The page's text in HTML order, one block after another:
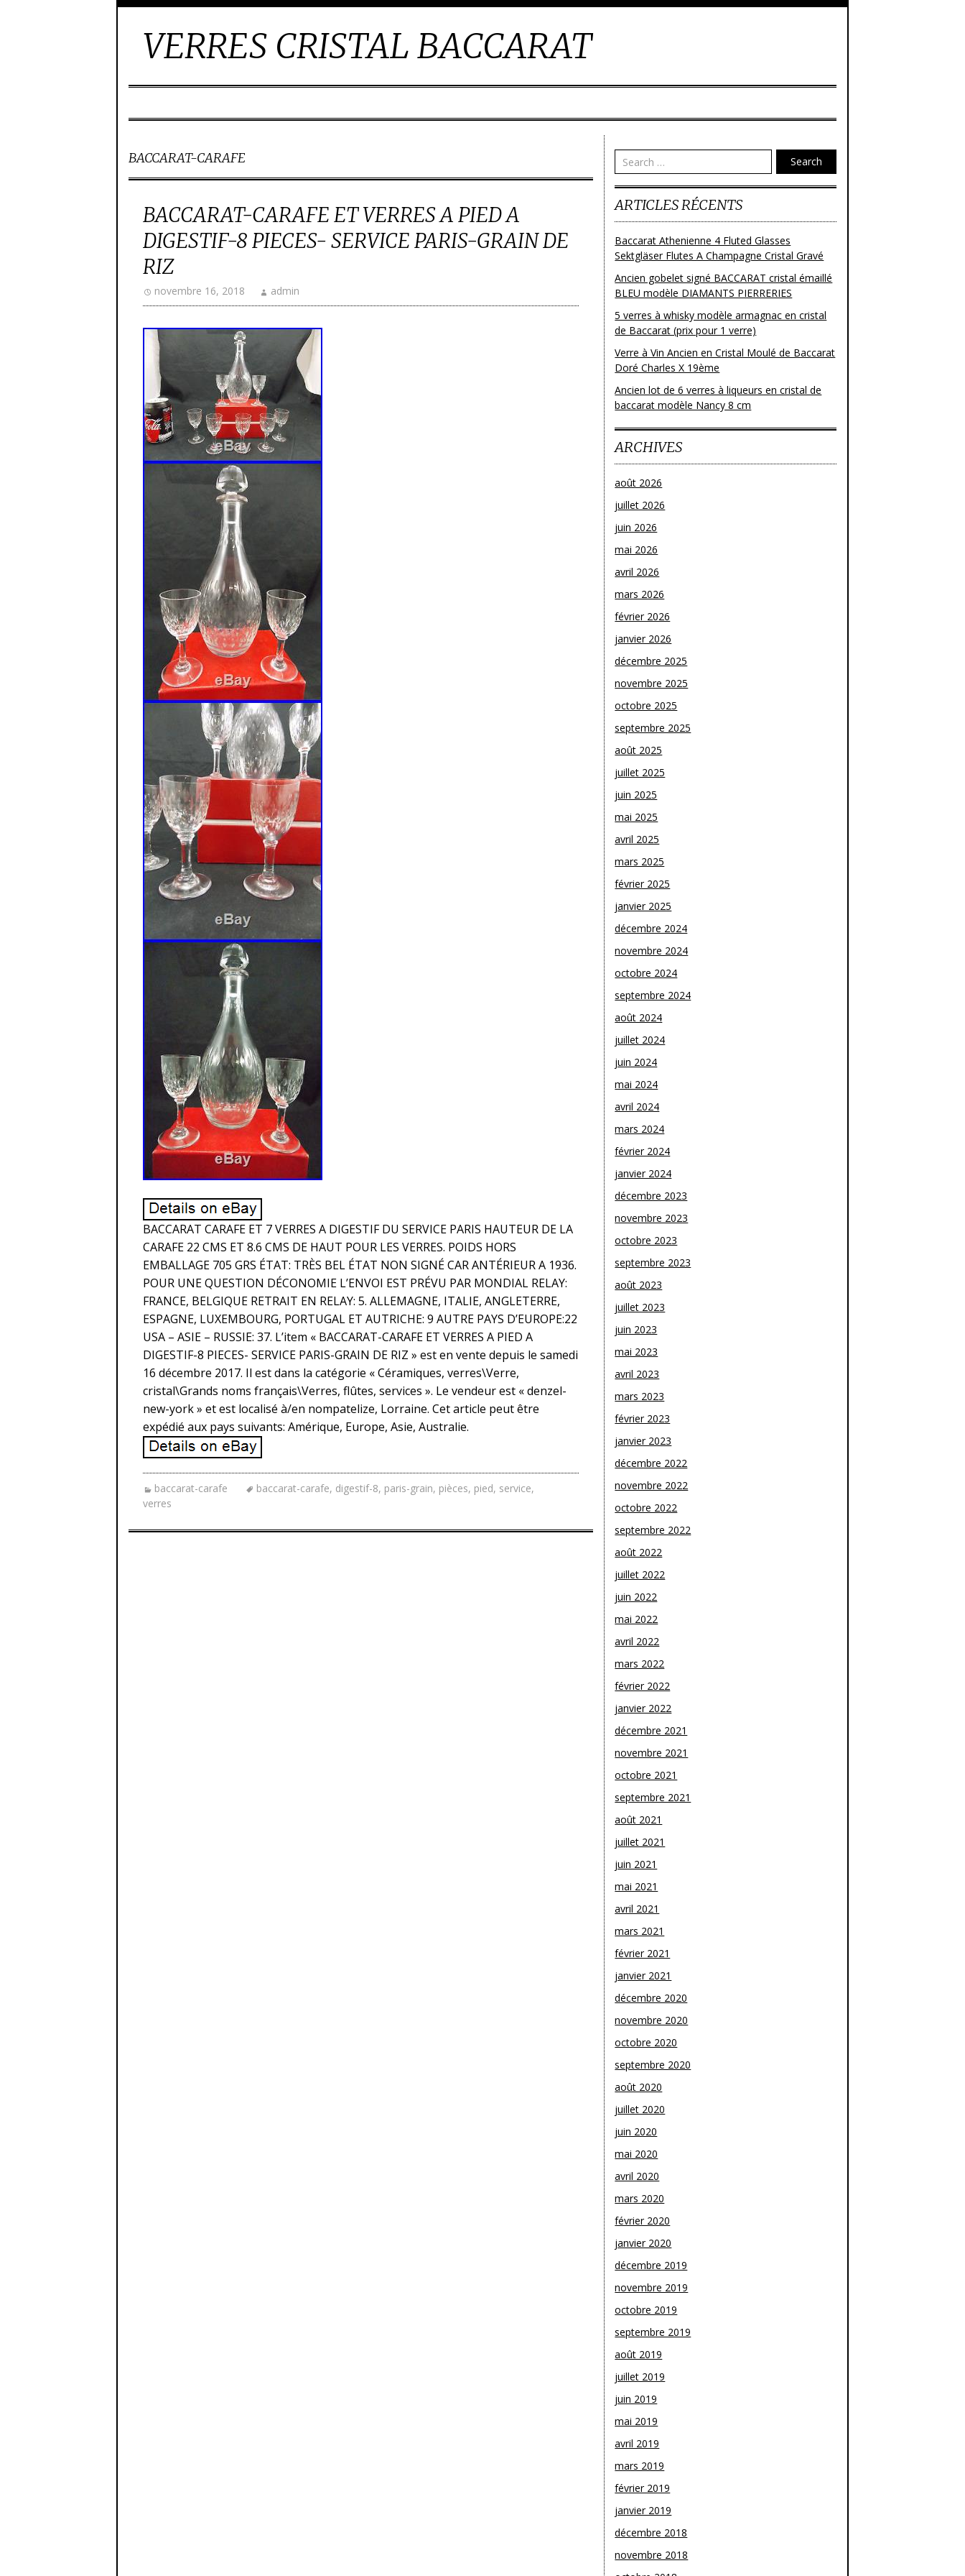
VERRES CRISTAL BACCARAT
BACCARAT-CARAFE
BACCARAT-CARAFE ET VERRES A PIED A
DIGESTIF-8 PIECES- SERVICE PARIS-GRAIN DE
RIZ
novembre 16, 2018 admin
BACCARAT CARAFE ET 7 VERRES A DIGESTIF DU SERVICE PARIS HAUTEUR DE LA
CARAFE 22 CMS ET 8.6 CMS DE HAUT POUR LES VERRES. POIDS HORS
EMBALLAGE 705 GRS ÉTAT: TRÈS BEL ÉTAT NON SIGNÉ CAR ANTÉRIEUR A 1936.
POUR UNE QUESTION DÉCONOMIE L’ENVOI EST PRÉVU PAR MONDIAL RELAY:
FRANCE, BELGIQUE RETRAIT EN RELAY: 5. ALLEMAGNE, ITALIE, ANGLETERRE,
ESPAGNE, LUXEMBOURG, PORTUGAL ET AUTRICHE: 9 AUTRE PAYS D’EUROPE:22
USA – ASIE – RUSSIE: 37. L’item « BACCARAT-CARAFE ET VERRES A PIED A
DIGESTIF-8 PIECES- SERVICE PARIS-GRAIN DE RIZ » est en vente depuis le samedi
16 décembre 2017. Il est dans la catégorie « Céramiques, verres\Verre,
cristal\Grands noms français\Verres, flûtes, services ». Le vendeur est « denzel-
new-york » et est localisé à/en nompatelize, Lorraine. Cet article peut être
expédié aux pays suivants: Amérique, Europe, Asie, Australie.
baccarat-carafe baccarat-carafe, digestif-8, paris-grain, pièces, pied, service,
verres
Search
ARTICLES RÉCENTS
Baccarat Athenienne 4 Fluted Glasses
Sektgläser Flutes A Champagne Cristal Gravé
Ancien gobelet signé BACCARAT cristal émaillé
BLEU modèle DIAMANTS PIERRERIES
5 verres à whisky modèle armagnac en cristal
de Baccarat (prix pour 1 verre)
Verre à Vin Ancien en Cristal Moulé de Baccarat
Doré Charles X 19ème
Ancien lot de 6 verres à liqueurs en cristal de
baccarat modèle Nancy 8 cm
ARCHIVES
août 2026
juillet 2026
juin 2026
mai 2026
avril 2026
mars 2026
février 2026
janvier 2026
décembre 2025
novembre 2025
octobre 2025
septembre 2025
août 2025
juillet 2025
juin 2025
mai 2025
avril 2025
mars 2025
février 2025
janvier 2025
décembre 2024
novembre 2024
octobre 2024
septembre 2024
août 2024
juillet 2024
juin 2024
mai 2024
avril 2024
mars 2024
février 2024
janvier 2024
décembre 2023
novembre 2023
octobre 2023
septembre 2023
août 2023
juillet 2023
juin 2023
mai 2023
avril 2023
mars 2023
février 2023
janvier 2023
décembre 2022
novembre 2022
octobre 2022
septembre 2022
août 2022
juillet 2022
juin 2022
mai 2022
avril 2022
mars 2022
février 2022
janvier 2022
décembre 2021
novembre 2021
octobre 2021
septembre 2021
août 2021
juillet 2021
juin 2021
mai 2021
avril 2021
mars 2021
février 2021
janvier 2021
décembre 2020
novembre 2020
octobre 2020
septembre 2020
août 2020
juillet 2020
juin 2020
mai 2020
avril 2020
mars 2020
février 2020
janvier 2020
décembre 2019
novembre 2019
octobre 2019
septembre 2019
août 2019
juillet 2019
juin 2019
mai 2019
avril 2019
mars 2019
février 2019
janvier 2019
décembre 2018
novembre 2018